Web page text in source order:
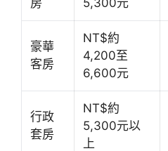
豪華
客房
NT$約
4,200至
6,600元
行政
套房
NT$約
5,300元以
上